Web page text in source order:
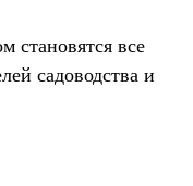
становятся все
садоводства и